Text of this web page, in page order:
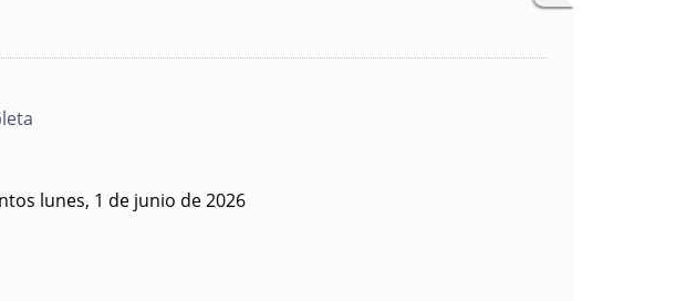
lunes, 1 de junio de 2026